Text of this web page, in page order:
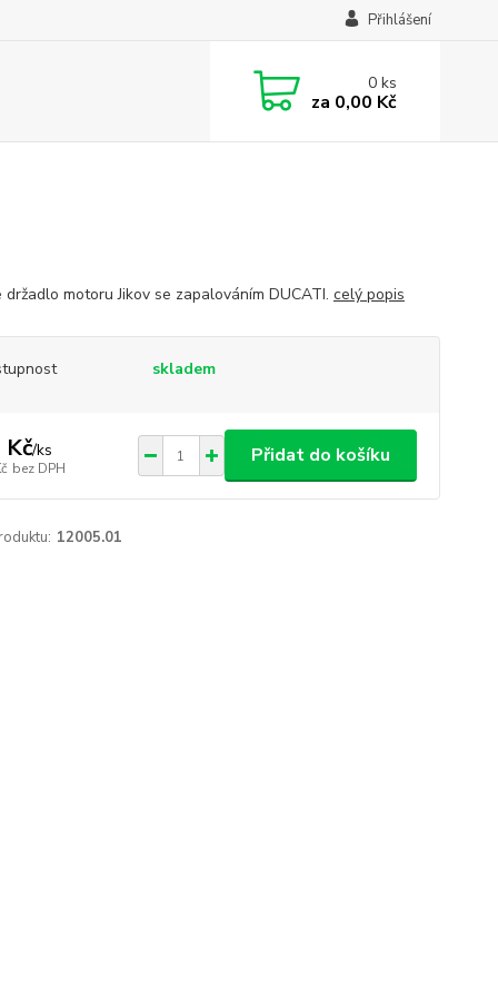
Přihlášení
0ks
za 0,00 Kč
držadlo motoru Jikov se zapalováním DUCATI. celý popis
skladem
Kč/ks
bez DPH
Přidat do košíku
12005.01